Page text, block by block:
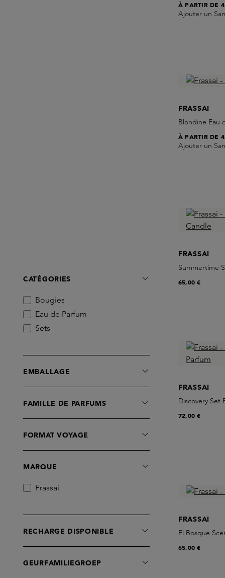
CATÉGORIES
Bougies
Eau de Parfum
Sets
EMBALLAGE
FAMILLE DE PARFUMS
FORMAT VOYAGE
MARQUE
Frassai
RECHARGE DISPONIBLE
GEURFAMILIEGROEP
Ajouter un
À PARTIR DE
FRASSAI
Blondine Eau
Ajouter un
À PARTIR DE
FRASSAI
Summertime
65,00 €
FRASSAI
Discovery Set
72,00 €
FRASSAI
El Bosque
65,00 €